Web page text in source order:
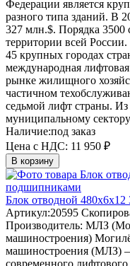
Федерации является
разного типа зданий. В
327 млн.$. Порядка
территории всей
45 крупных городах
международная
рынке жилищного
частичном
седьмой лифт страны. Из
муниципальному
Наличие:под заказ
Цена с НДС: 11 950 ₽
В корзину
Блок отводной
Артикул:20595
Производитель: МЛЗ
машиностроения)
машиностроения (МЛЗ)
современного